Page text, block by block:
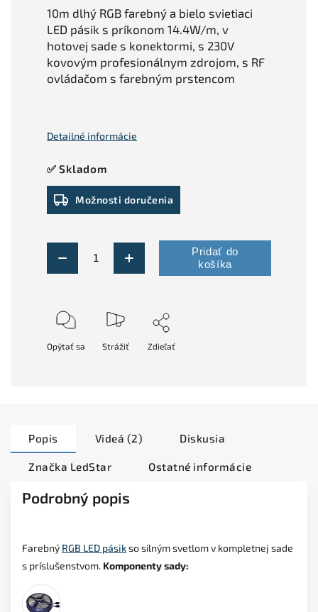
✅ Skladom
Možnosti doručenia
Pridať do
košíka
10m dlhý RGB farebný a bielo svietiaci
LED pásik s príkonom 14.4W/m, v
hotovej sade s konektormi, s 230V
kovovým profesionálnym zdrojom, s RF
ovládačom s farebným prstencom
Detailné informácie
Opýtať sa Strážiť Zdieľať
Popis Videá (2) Diskusia
Značka LedStar Ostatné informácie
Podrobný popis
Farebný RGB LED pásikso silným svetlom v kompletnej sade
s príslušenstvom. Komponenty sady: